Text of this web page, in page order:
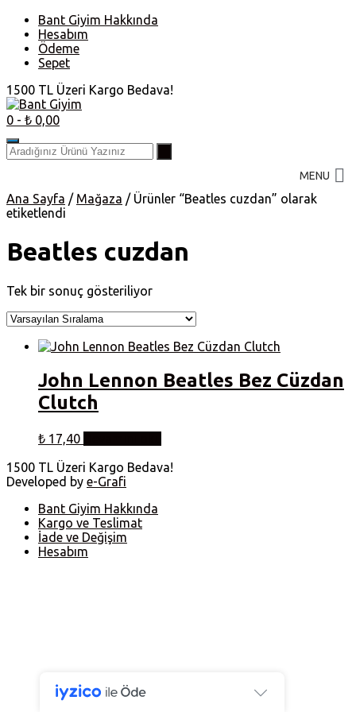
Skip
content
Bant Giyim Hakkında
Hesabım
Ödeme
Sepet
1500 TL Üzeri Kargo Bedava!
0 - ₺ 0,00
MENU
Ana Sayfa / Mağaza / Ürünler “Beatles cuzdan” olarak
etiketlendi
Beatles cuzdan
Tek bir sonuç gösteriliyor
John Lennon Beatles Bez Cüzdan
Clutch
₺ 17,40
1500 TL Üzeri Kargo Bedava!
Developed by e-Grafi
Bant Giyim Hakkında
Kargo ve Teslimat
İade ve Değişim
Hesabım